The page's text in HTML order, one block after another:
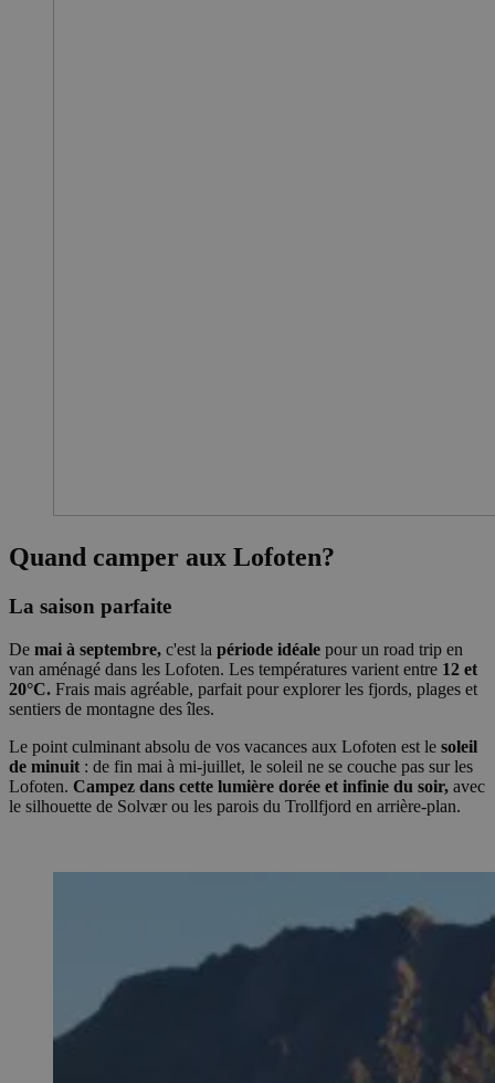
Quand camper aux Lofoten?
La saison parfaite
De mai à septembre, c'est la période idéale pour un road trip en
van aménagé dans les Lofoten. Les températures varient entre 12 et
20°C. Frais mais agréable, parfait pour explorer les fjords, plages et
sentiers de montagne des îles.
Le point culminant absolu de vos vacances aux Lofoten est le soleil
de minuit : de fin mai à mi-juillet, le soleil ne se couche pas sur les
Lofoten. Campez dans cette lumière dorée et infinie du soir, avec
le silhouette de Solvær ou les parois du Trollfjord en arrière-plan.